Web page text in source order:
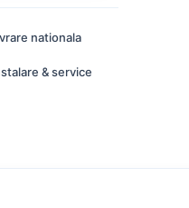
nationala
& service